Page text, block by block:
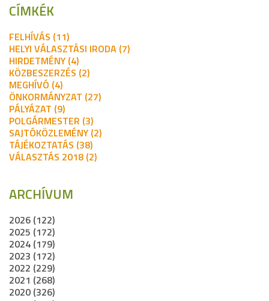
CÍMKÉK
FELHÍVÁS (11)
HELYI VÁLASZTÁSI IRODA (7)
HIRDETMÉNY (4)
KÖZBESZERZÉS (2)
MEGHÍVÓ (4)
ÖNKORMÁNYZAT (27)
PÁLYÁZAT (9)
POLGÁRMESTER (3)
SAJTÓKÖZLEMÉNY (2)
TÁJÉKOZTATÁS (38)
VÁLASZTÁS 2018 (2)
ARCHÍVUM
2026 (122)
2025 (172)
2024 (179)
2023 (172)
2022 (229)
2021 (268)
2020 (326)